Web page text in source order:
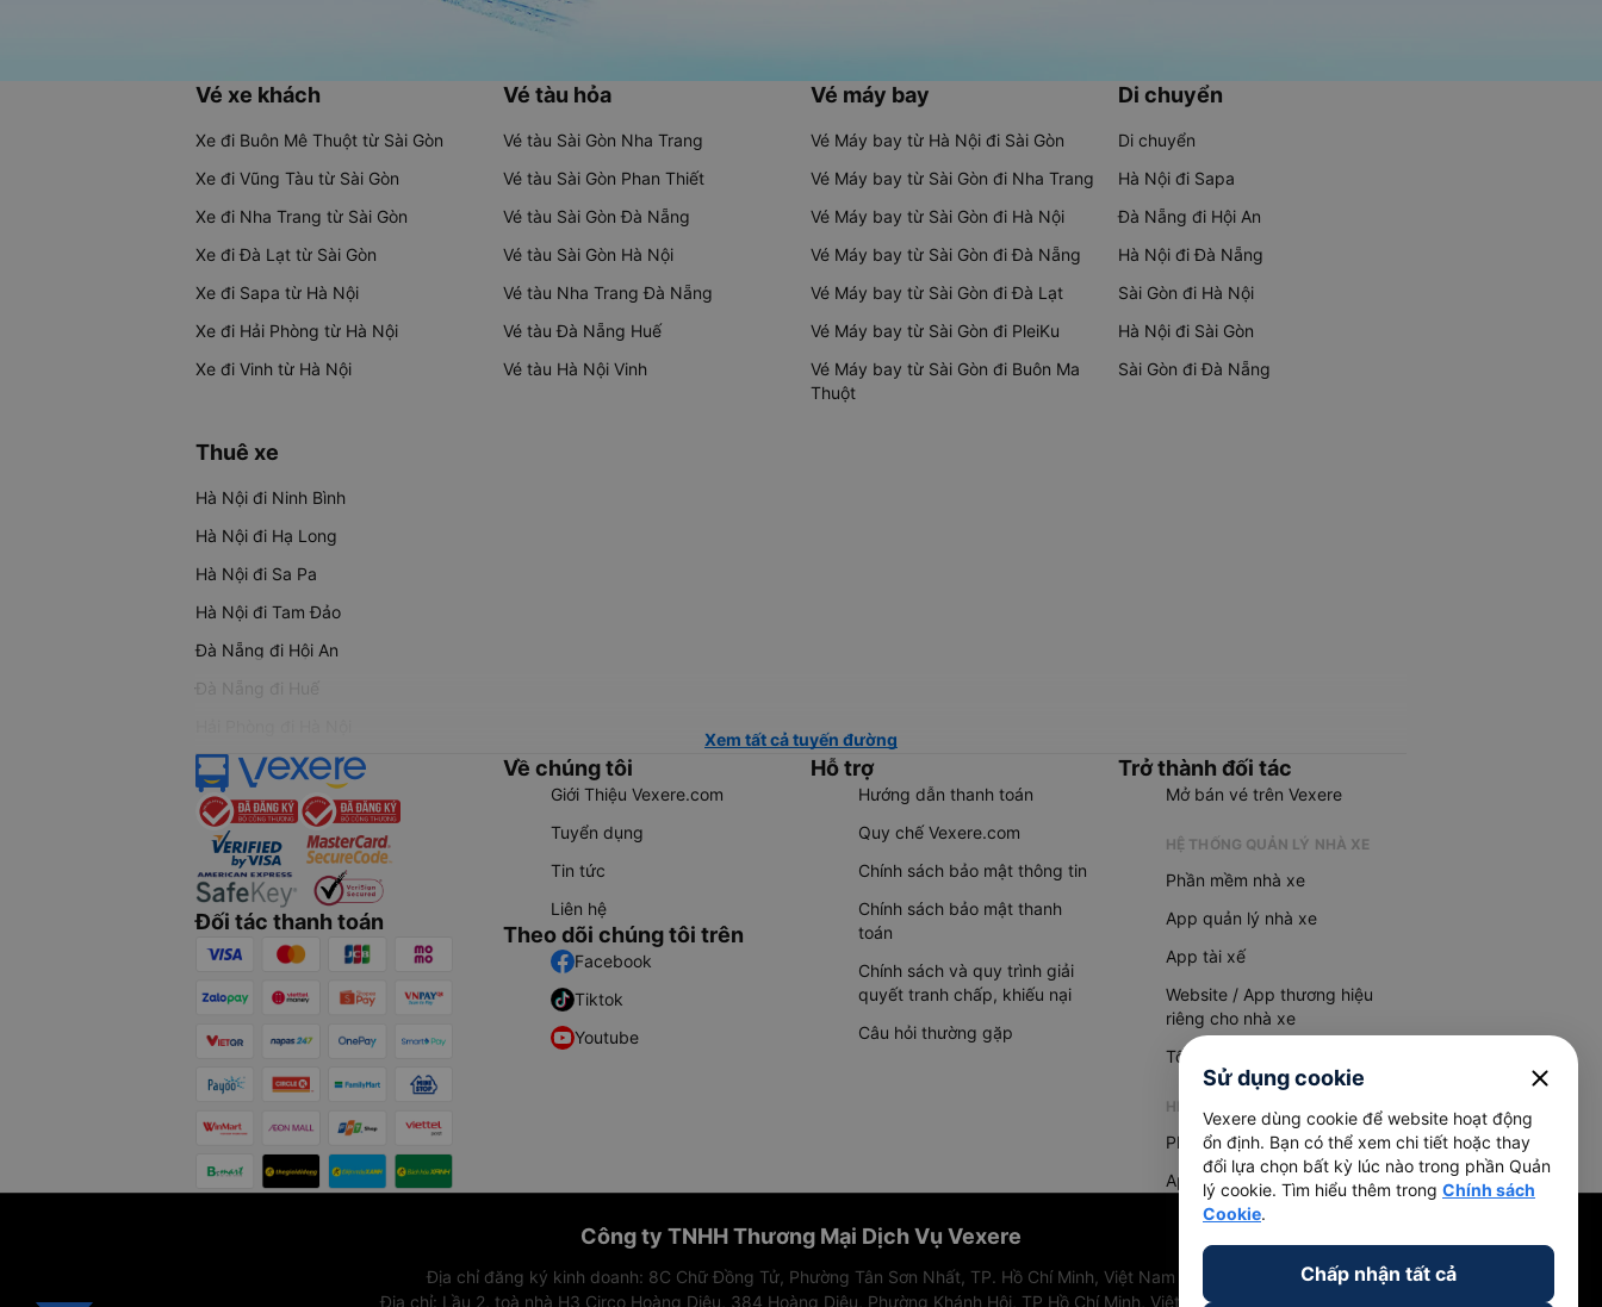
Vé xe khách
Xe đi Buôn Mê Thuột từ Sài Gòn
Xe đi Vũng Tàu từ Sài Gòn
Xe đi Nha Trang từ Sài Gòn
Xe đi Đà Lạt từ Sài Gòn
Xe đi Sapa từ Hà Nội
Xe đi Hải Phòng từ Hà Nội
Xe đi Vinh từ Hà Nội
Vé tàu hỏa
Vé tàu Sài Gòn Nha Trang
Vé tàu Sài Gòn Phan Thiết
Vé tàu Sài Gòn Đà Nẵng
Vé tàu Sài Gòn Hà Nội
Vé tàu Nha Trang Đà Nẵng
Vé tàu Đà Nẵng Huế
Vé tàu Hà Nội Vinh
Vé máy bay
Vé Máy bay từ Hà Nội đi Sài Gòn
Vé Máy bay từ Sài Gòn đi Nha Trang
Vé Máy bay từ Sài Gòn đi Hà Nội
Vé Máy bay từ Sài Gòn đi Đà Nẵng
Vé Máy bay từ Sài Gòn đi Đà Lạt
Vé Máy bay từ Sài Gòn đi PleiKu
Vé Máy bay từ Sài Gòn đi Buôn Ma
Thuột
Di chuyển
Di chuyển
Hà Nội đi Sapa
Đà Nẵng đi Hội An
Hà Nội đi Đà Nẵng
Sài Gòn đi Hà Nội
Hà Nội đi Sài Gòn
Sài Gòn đi Đà Nẵng
Thuê xe
Hà Nội đi Ninh Bình
Hà Nội đi Hạ Long
Hà Nội đi Sa Pa
Hà Nội đi Tam Đảo
Đà Nẵng đi Hội An
Đà Nẵng đi Huế
Xem tất cả tuyến đường
Đối tác thanh toán
Về chúng tôi
Giới Thiệu Vexere.com
Tuyển dụng
Tin tức
Liên hệ
Theo dõi chúng tôi trên
Facebook
Tiktok
Youtube
Hỗ trợ
Hướng dẫn thanh toán
Quy chế Vexere.com
Chính sách bảo mật thông tin
Chính sách bảo mật thanh
toán
Chính sách và quy trình giải
quyết tranh chấp, khiếu nại
Câu hỏi thường gặp
Trở thành đối tác
Mở bán vé trên Vexere
HỆ THỐNG QUẢN LÝ NHÀ XE
Phần mềm nhà xe
App quản lý nhà xe
App tài xế
Website / App thương hiệu
riêng cho nhà xe
Tổng đài AI
HỆ THỐNG QUẢN LÝ HÀNG HOÁ
Phần mềm quản lý hàng hoá
App quản lý hàng hoá
Công ty TNHH Thương Mại Dịch Vụ Vexere
Địa chỉ đăng ký kinh doanh: 8C Chữ Đồng Tử, Phường Tân Sơn Nhất, TP. Hồ Chí Minh, Việt Nam
Địa chỉ: Lầu 2, toà nhà H3 Circo Hoàng Diệu, 384 Hoàng Diệu, Phường Khánh Hội, TP Hồ Chí Minh, Việt Nam
Sử dụng cookie close
Vexere dùng cookie để website hoạt động
ổn định. Bạn có thể xem chi tiết hoặc thay
đổi lựa chọn bất kỳ lúc nào trong phần Quản
lý cookie. Tìm hiểu thêm trong Chính sách
Cookie.
Chấp nhận tất cả